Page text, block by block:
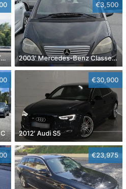
2022' Porsche Taycan Cross Turismo 4
€3,500
2003' Mercedes-Benz Classe A Classic
€30,900
2012' Audi S5
€23,975